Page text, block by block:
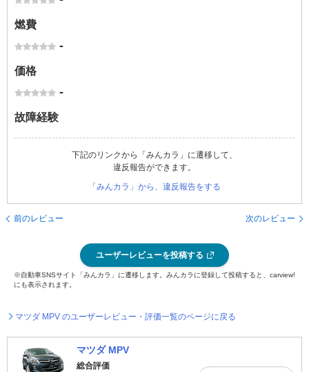
燃費
-
価格
-
故障経験
下記のリンクから「みんカラ」に遷移して、
違反報告ができます。
「みんカラ」から、違反報告をする
前のレビュー 次のレビュー
ユーザーレビューを投稿する
※自動車SNSサイト「みんカラ」に遷移します。みんカラに登録して投稿すると、carview!
にも表示されます。
マツダ MPV のユーザーレビュー・評価一覧のページに戻る
マツダ MPV
総合評価